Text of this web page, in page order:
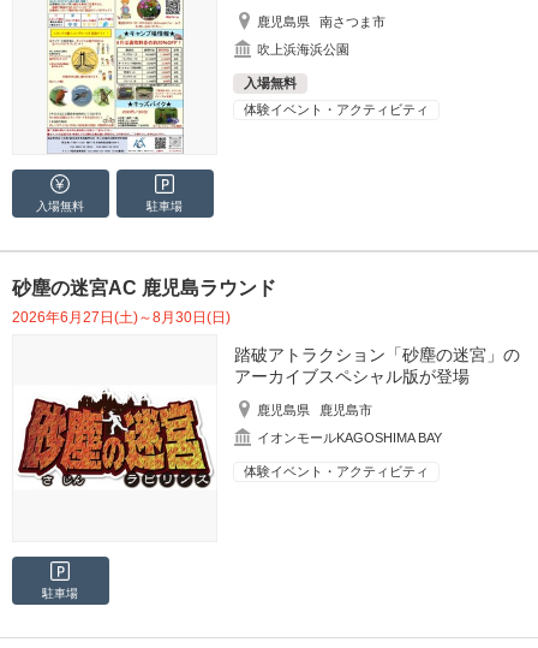
鹿児島県
南さつま市
吹上浜海浜公園
入場無料
体験イベント・アクティビティ
入場無料 駐車場
砂塵の迷宮AC 鹿児島ラウンド
2026年6月27日(土)～8月30日(日)
踏破アトラクション「砂塵の迷宮」の
アーカイブスペシャル版が登場
鹿児島県
鹿児島市
イオンモールKAGOSHIMA BAY
体験イベント・アクティビティ
駐車場